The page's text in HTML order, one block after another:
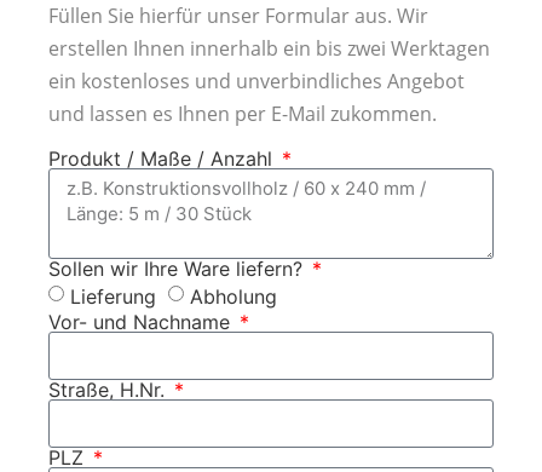
Füllen Sie hierfür unser Formular aus. Wir
erstellen Ihnen innerhalb ein bis zwei Werktagen
ein kostenloses und unverbindliches Angebot
und lassen es Ihnen per E-Mail zukommen.
Produkt / Maße / Anzahl
Sollen wir Ihre Ware liefern?
Lieferung
Abholung
Vor- und Nachname
Straße, H.Nr.
PLZ